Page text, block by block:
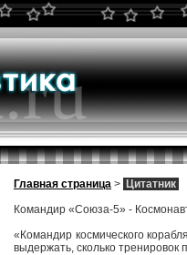
Главная страница > Цитатник
Командир «Союза-5» -
«Командир космического
выдержать, сколько тренировок